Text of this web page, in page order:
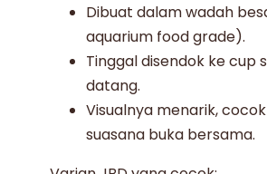
Dibuat dalam wadah
aquarium food grade).
Tinggal disendok ke cup
datang.
Visualnya menarik,
suasana buka bersama.